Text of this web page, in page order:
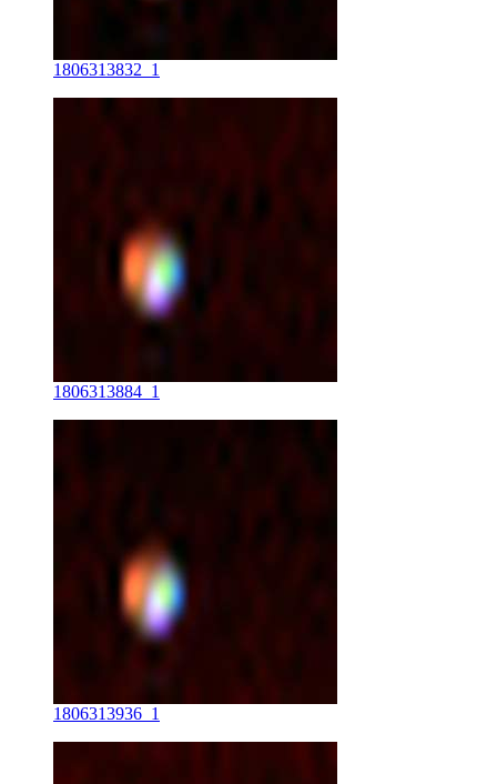
1806313832_1
1806313884_1
1806313936_1